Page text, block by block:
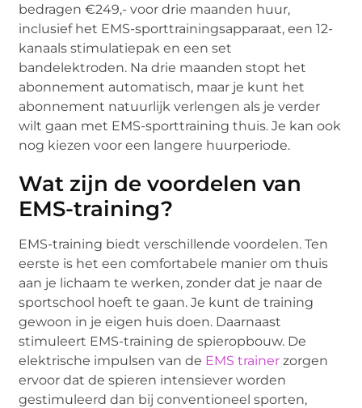
bedragen €249,- voor drie maanden huur,
inclusief het EMS-sporttrainingsapparaat, een 12-
kanaals stimulatiepak en een set
bandelektroden. Na drie maanden stopt het
abonnement automatisch, maar je kunt het
abonnement natuurlijk verlengen als je verder
wilt gaan met EMS-sporttraining thuis. Je kan ook
nog kiezen voor een langere huurperiode.
Wat zijn de voordelen van
EMS-training?
EMS-training biedt verschillende voordelen. Ten
eerste is het een comfortabele manier om thuis
aan je lichaam te werken, zonder dat je naar de
sportschool hoeft te gaan. Je kunt de training
gewoon in je eigen huis doen. Daarnaast
stimuleert EMS-training de spieropbouw. De
elektrische impulsen van de EMS trainer zorgen
ervoor dat de spieren intensiever worden
gestimuleerd dan bij conventioneel sporten,